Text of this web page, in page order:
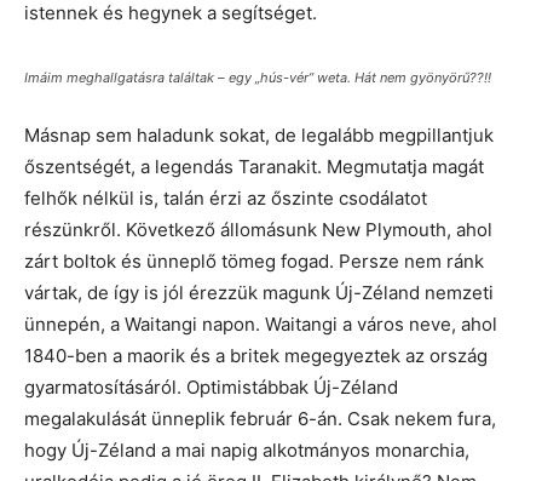
istennek és hegynek a segítséget.
Imáim meghallgatásra találtak – egy „hús-vér” weta. Hát nem gyönyörű??!!
Másnap sem haladunk sokat, de legalább megpillantjuk
őszentségét, a legendás Taranakit. Megmutatja magát
felhők nélkül is, talán érzi az őszinte csodálatot
részünkről. Következő állomásunk New Plymouth, ahol
zárt boltok és ünneplő tömeg fogad. Persze nem ránk
vártak, de így is jól érezzük magunk Új-Zéland nemzeti
ünnepén, a Waitangi napon. Waitangi a város neve, ahol
1840-ben a maorik és a britek megegyeztek az ország
gyarmatosításáról. Optimistábbak Új-Zéland
megalakulását ünneplik február 6-án. Csak nekem fura,
hogy Új-Zéland a mai napig alkotmányos monarchia,